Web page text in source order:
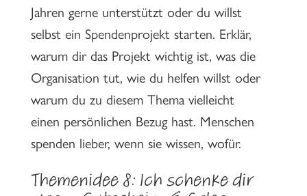
Jahren gerne unterstützt oder du willst
selbst ein Spendenprojekt starten. Erklär,
warum dir das Projekt wichtig ist, was die
Organisation tut, wie du helfen willst oder
warum du zu diesem Thema vielleicht
einen persönlichen Bezug hast. Menschen
spenden lieber, wenn sie wissen, wofür.
Themenidee 8: Ich schenke dir